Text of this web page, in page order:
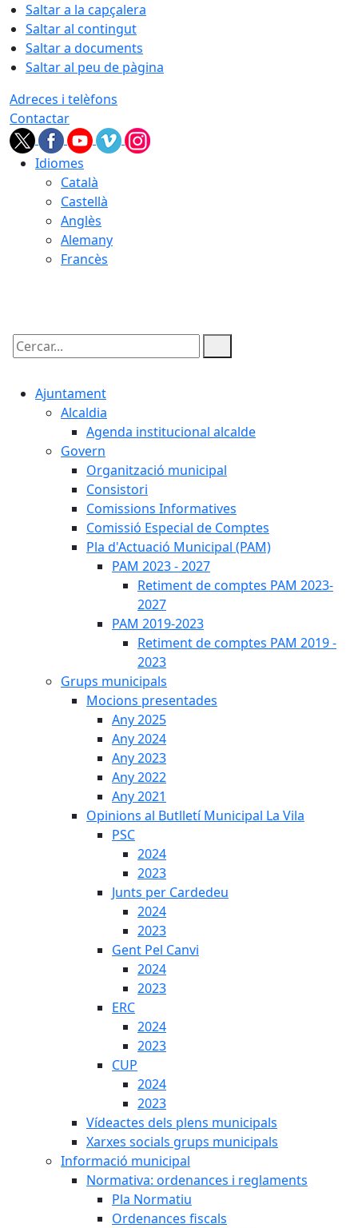
Saltar a la capçalera
Saltar al contingut
Saltar a documents
Saltar al peu de pàgina
Adreces i telèfons
Contactar
Idiomes
Català
Castellà
Anglès
Alemany
Francès
Cercar:
Ajuntament
Alcaldia
Agenda institucional alcalde
Govern
Organització municipal
Consistori
Comissions Informatives
Comissió Especial de Comptes
Pla d'Actuació Municipal (PAM)
PAM 2023 - 2027
Retiment de comptes PAM 2023-
2027
PAM 2019-2023
Retiment de comptes PAM 2019 -
2023
Grups municipals
Mocions presentades
Any 2025
Any 2024
Any 2023
Any 2022
Any 2021
Opinions al Butlletí Municipal La Vila
PSC
2024
2023
Junts per Cardedeu
2024
2023
Gent Pel Canvi
2024
2023
ERC
2024
2023
CUP
2024
2023
Vídeactes dels plens municipals
Xarxes socials grups municipals
Informació municipal
Normativa: ordenances i reglaments
Pla Normatiu
Ordenances fiscals